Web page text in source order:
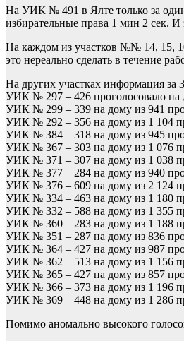
На УИК № 491 в Ялте только за один
избирательные права 1 мин 2 сек. И
На каждом из участков №№ 14, 15,
это нереально сделать в течение
На других участках информация за
УИК № 297 – 426 проголосовало на
УИК № 299 – 339 на дому из 941
УИК № 292 – 356 на дому из 1 104
УИК № 384 – 318 на дому из 945
УИК № 367 – 303 на дому из 1 076
УИК № 371 – 307 на дому из 1 038
УИК № 377 – 284 на дому из 940
УИК № 376 – 609 на дому из 2 124
УИК № 334 – 463 на дому из 1 180
УИК № 332 – 588 на дому из 1 355
УИК № 360 – 283 на дому из 1 188
УИК № 351 – 287 на дому из 836
УИК № 364 – 427 на дому из 987
УИК № 362 – 513 на дому из 1 156
УИК № 365 – 427 на дому из 857
УИК № 366 – 373 на дому из 1 196
УИК № 369 – 448 на дому из 1 286
Помимо аномально высокого